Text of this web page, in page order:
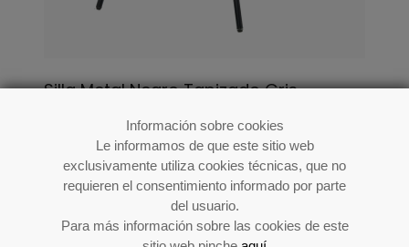
Información sobre cookies
Le informamos de que este sitio web
exclusivamente utiliza cookies técnicas, que no
requieren el consentimiento informado por parte
del usuario.
Para más información sobre las cookies de este
Silla Metal Negro Tapizado Gris
Ref: 83125